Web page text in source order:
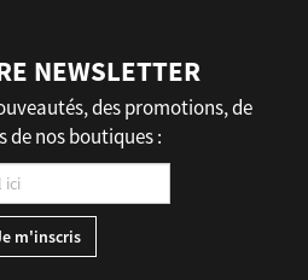
NEWSLETTER
des promotions, de
de nos boutiques :